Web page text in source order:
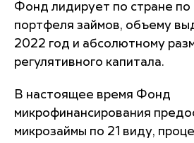
Фонд лидирует по стране
портфеля займов, объему
2022 год и абсолютному
регулятивного капитала.
В настоящее время Фонд
микрофинансирования
микрозаймы по 21 виду,